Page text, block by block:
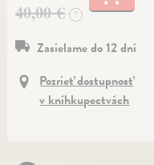
40,00 €
?
Zasielame do 12 dní
Pozrieť dostupnosť
v kníhkupectvách